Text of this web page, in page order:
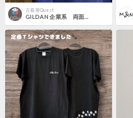
古着屋Quest
GILDAN 企業系 両面プリント 半袖 Tシャツ Mサイズ C220